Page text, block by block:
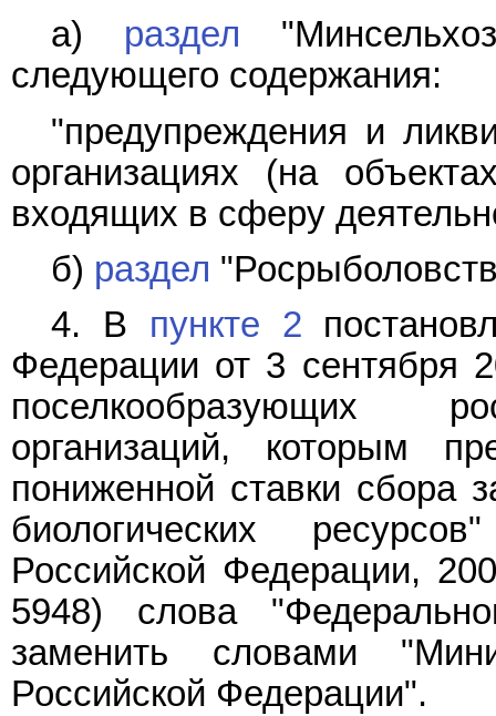
а) раздел
следующего содержания:
"предупреждения и
организациях (на
входящих в сферу
б) раздел
4. В пункте 2
Федерации от 3 сентября
поселкообразующих
организаций, которым
пониженной ставки сбора
биологических
Российской Федерации,
5948) слова
заменить словами
Российской Федерации".